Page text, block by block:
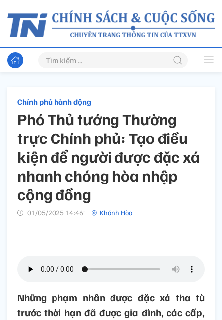
Chính phủ hành động
Phó Thủ tướng Thường
trực Chính phủ: Tạo điều
kiện để người được đặc xá
nhanh chóng hòa nhập
cộng đồng
01/05/2025 14:46’ Khánh Hòa
Những phạm nhân được đặc xá tha tù
trước thời hạn đã được gia đình, các cấp,